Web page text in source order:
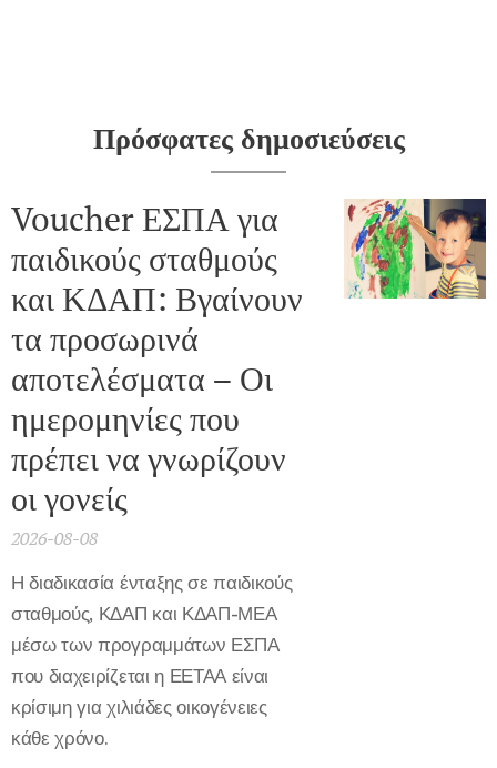
Πρόσφατες δημοσιεύσεις
Voucher ΕΣΠΑ για
παιδικούς σταθμούς
και ΚΔΑΠ: Βγαίνουν
τα προσωρινά
αποτελέσματα – Οι
ημερομηνίες που
πρέπει να γνωρίζουν
οι γονείς
2026-08-08
Η διαδικασία ένταξης σε παιδικούς
σταθμούς, ΚΔΑΠ και ΚΔΑΠ-ΜΕΑ
μέσω των προγραμμάτων ΕΣΠΑ
που διαχειρίζεται η ΕΕΤΑΑ είναι
κρίσιμη για χιλιάδες οικογένειες
κάθε χρόνο.